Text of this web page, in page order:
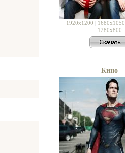
1920x1200 | 1680x1050
1280x800
Кино